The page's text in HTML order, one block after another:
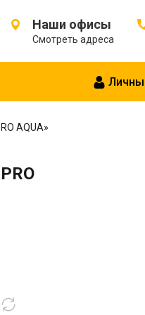
Наши офисы
Смотреть адреса
AQUA»